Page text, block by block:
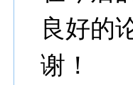
良好的
谢！